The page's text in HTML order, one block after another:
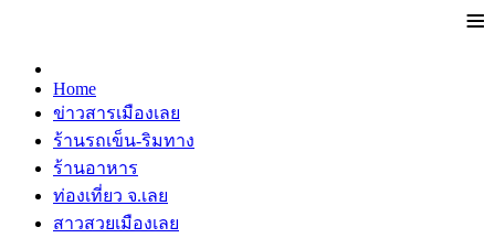
≡
Home
ข่าวสารเมืองเลย
ร้านรถเข็น-ริมทาง
ร้านอาหาร
ท่องเที่ยว จ.เลย
สาวสวยเมืองเลย